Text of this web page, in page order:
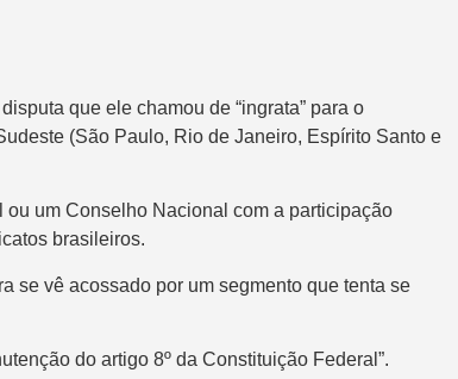
que ele chamou de “ingrata” para o
(São Paulo, Rio de Janeiro, Espírito Santo e
um Conselho Nacional com a participação
brasileiros.
se vê acossado por um segmento que tenta se
do artigo 8º da Constituição Federal”.